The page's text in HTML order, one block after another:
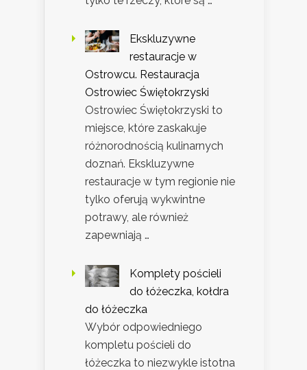
Ekskluzywne
restauracje w
Ostrowcu. Restauracja
Ostrowiec Świętokrzyski
Ostrowiec Świętokrzyski to
miejsce, które zaskakuje
różnorodnością kulinarnych
doznań. Ekskluzywne
restauracje w tym regionie nie
tylko oferują wykwintne
potrawy, ale również
zapewniają …
Komplety pościeli
do łóżeczka, kołdra
do łóżeczka
Wybór odpowiedniego
kompletu pościeli do
łóżeczka to niezwykle istotna